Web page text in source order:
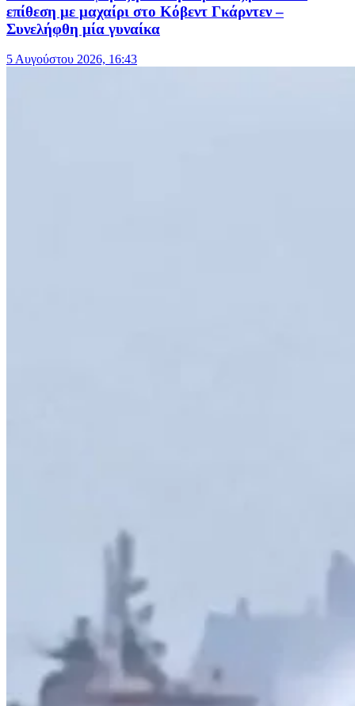
επίθεση με μαχαίρι στο Κόβεντ Γκάρντεν –
Συνελήφθη μία γυναίκα
5 Αυγούστου 2026, 16:43